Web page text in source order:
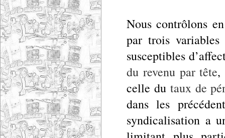
Nous contrôlons
par trois
susceptibles
du revenu par tête,
celle du taux de
dans les
syndicalisation a